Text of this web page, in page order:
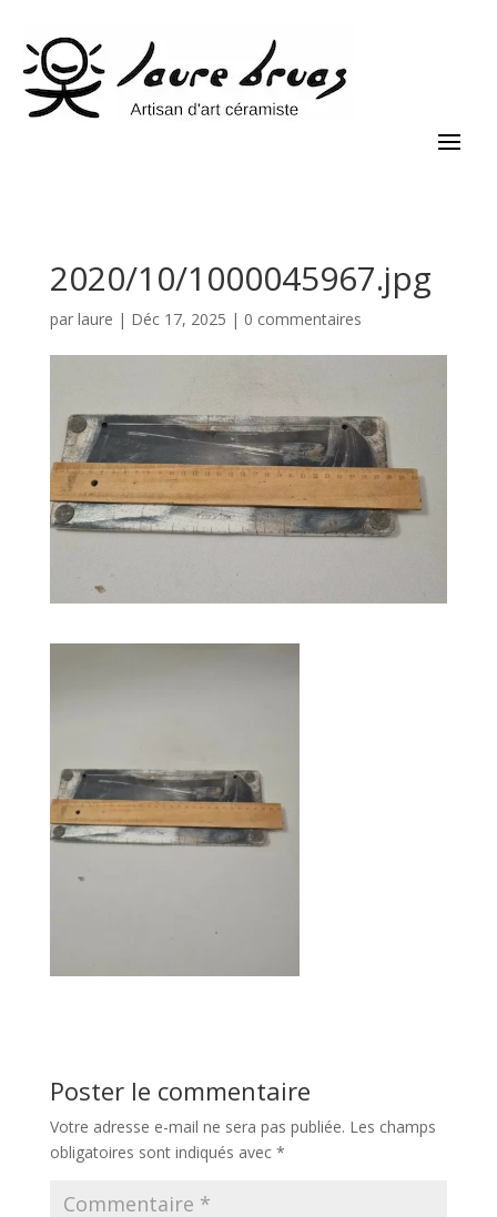
2020/10/1000045967.jpg
par laure | Déc 17, 2025 | 0 commentaires
Poster le commentaire
Votre adresse e-mail ne sera pas publiée. Les champs
obligatoires sont indiqués avec *